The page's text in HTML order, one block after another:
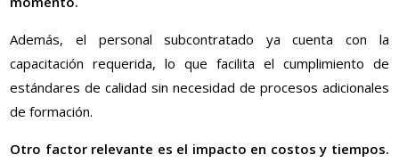
Además, el personal subcontratado ya cuenta con la
capacitación requerida, lo que facilita el cumplimiento de
estándares de calidad sin necesidad de procesos adicionales
de formación.
Otro factor relevante es el impacto en costos y tiempos.